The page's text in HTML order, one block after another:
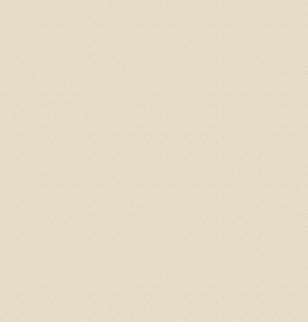
病情描
专家回
理疗、
由于我
姓名：
病情描
专家回
来诊请
姓名：
病情描
专家回
姓名：
病情描